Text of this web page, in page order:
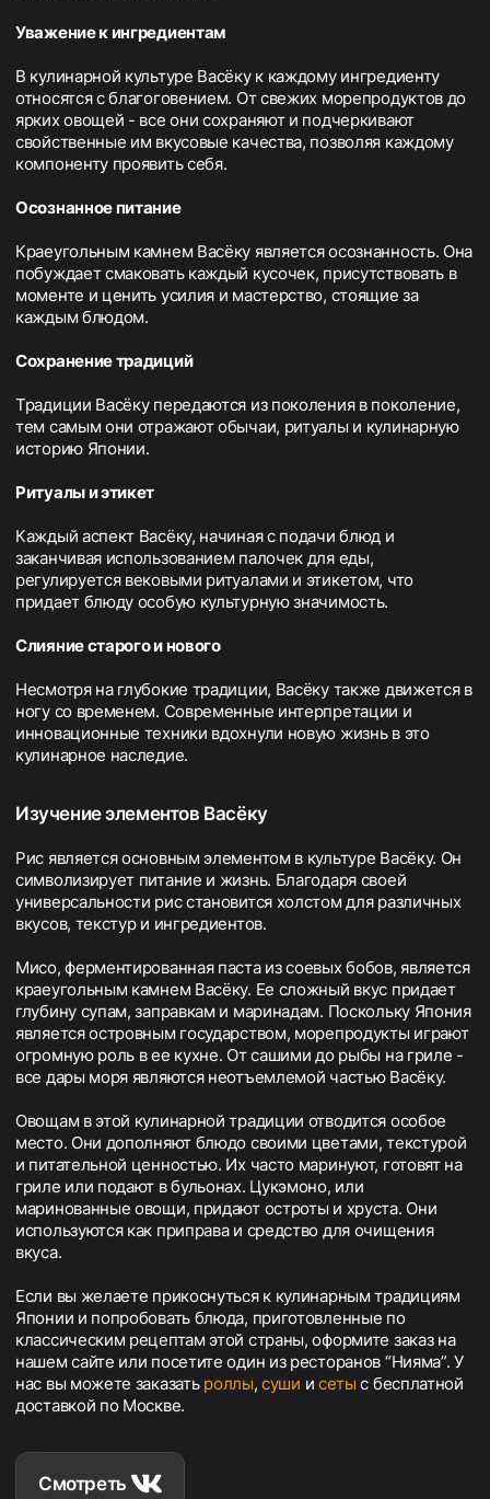
Уважение к ингредиентам
В кулинарной культуре Васёку к каждому ингредиенту
относятся с благоговением. От свежих морепродуктов до
ярких овощей - все они сохраняют и подчеркивают
свойственные им вкусовые качества, позволяя каждому
компоненту проявить себя.
Осознанное питание
Краеугольным камнем Васёку является осознанность. Она
побуждает смаковать каждый кусочек, присутствовать в
моменте и ценить усилия и мастерство, стоящие за
каждым блюдом.
Сохранение традиций
Традиции Васёку передаются из поколения в поколение,
тем самым они отражают обычаи, ритуалы и кулинарную
историю Японии.
Ритуалы и этикет
Каждый аспект Васёку, начиная с подачи блюд и
заканчивая использованием палочек для еды,
регулируется вековыми ритуалами и этикетом, что
придает блюду особую культурную значимость.
Слияние старого и нового
Несмотря на глубокие традиции, Васёку также движется в
ногу со временем. Современные интерпретации и
инновационные техники вдохнули новую жизнь в это
кулинарное наследие.
Изучение элементов Васёку
Рис является основным элементом в культуре Васёку. Он
символизирует питание и жизнь. Благодаря своей
универсальности рис становится холстом для различных
вкусов, текстур и ингредиентов.
Мисо, ферментированная паста из соевых бобов, является
краеугольным камнем Васёку. Ее сложный вкус придает
глубину супам, заправкам и маринадам. Поскольку Япония
является островным государством, морепродукты играют
огромную роль в ее кухне. От сашими до рыбы на гриле -
все дары моря являются неотъемлемой частью Васёку.
Овощам в этой кулинарной традиции отводится особое
место. Они дополняют блюдо своими цветами, текстурой
и питательной ценностью. Их часто маринуют, готовят на
гриле или подают в бульонах. Цукэмоно, или
маринованные овощи, придают остроты и хруста. Они
используются как приправа и средство для очищения
вкуса.
Если вы желаете прикоснуться к кулинарным традициям
Японии и попробовать блюда, приготовленные по
классическим рецептам этой страны, оформите заказ на
нашем сайте или посетите один из ресторанов “Нияма”. У
нас вы можете заказать роллы,суши и сеты с бесплатной
доставкой по Москве.
Смотреть